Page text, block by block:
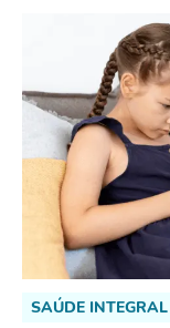
SAÚDE INTEGRAL